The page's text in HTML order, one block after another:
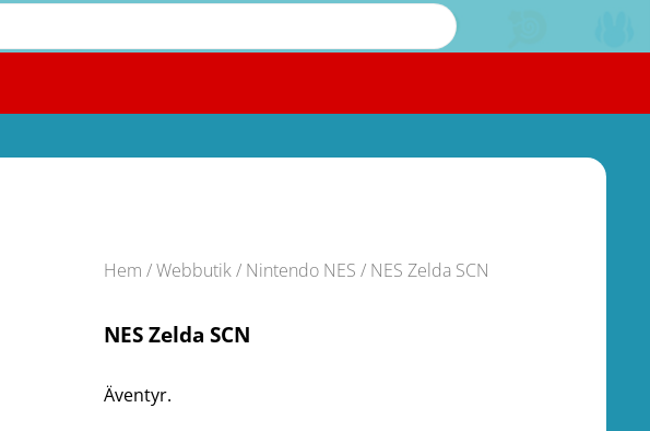
Hem /Webbutik/ Nintendo NES / NES Zelda SCN
NES Zelda SCN
Äventyr.